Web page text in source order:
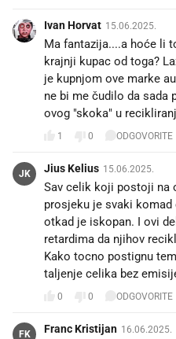
Ivan Horvat 15.06.2025.
Ma fantazija....a hoće li
krajnji kupac od toga?
je kupnjom ove marke
ne bi me čudilo da sada
ovog "skoka" u
1 0 ODGOVORITE
JK Jius Kelius 15.06.2025.
Sav celik koji postoji na
prosjeku je svaki
otkad je iskopan. I ovi
retardima da njihov
Kako tocno postignu
taljenje celika bez
0 0 ODGOVORITE
FK Franc Kristijan 16.06.2025.